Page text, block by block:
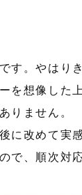
す。やはり
を想像した
りません。
に改めて実
で、順次対